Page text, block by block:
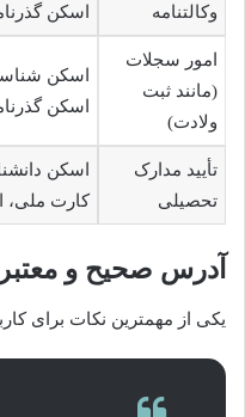
وکالتنامه
اسکن
امور سجلات
(مانند ثبت
ولادت)
اسکن
اسکن
تأیید مدارک
تحصیلی
اسکن
کارت ملی،
آدرس صحیح و
یکی از مهمترین نکات برای